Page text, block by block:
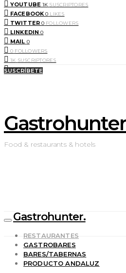
YOUTUBE 1K SUSCRIPTORES
FACEBOOK 0 LIKES
TWITTER 0 FOLLOWERS
LINKEDIN 0
MAIL 0
0 FOLLOWERS
1K SUSCRIPTORES
0 LIKES
SUSCRÍBETE
Food & restaurants & hotels
Gastrohunter.
RESTAURANTES
GASTROBARES
BARES/TABERNAS
PRODUCTO ANDALUZ